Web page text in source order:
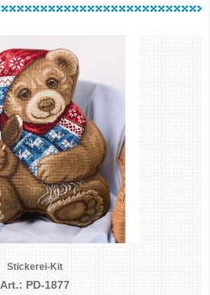
Stickerei-Kit
Art.: PD-1877